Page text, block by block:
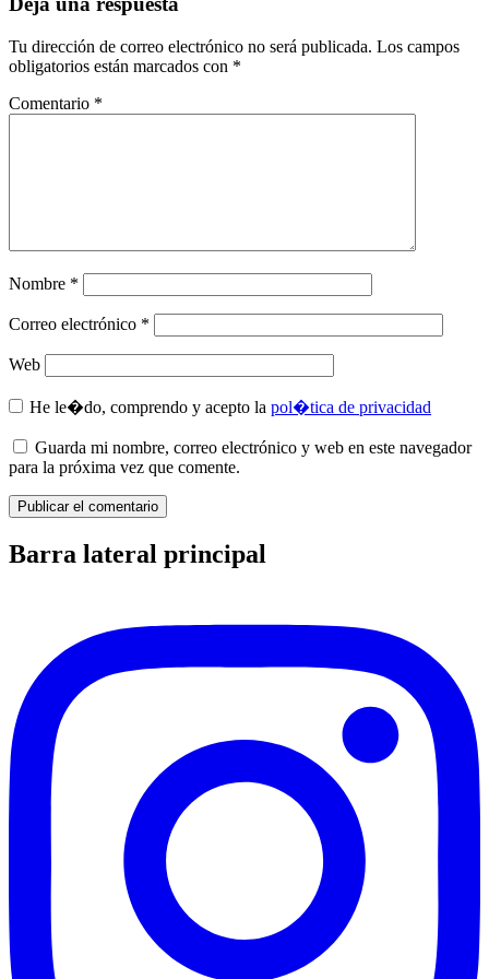
Tu dirección de correo electrónico no será publicada. Los campos
obligatorios están marcados con *
Comentario *
Nombre *
Correo electrónico *
Web
He le�do, comprendo y acepto la pol�tica de privacidad
Guarda mi nombre, correo electrónico y web en este navegador
para la próxima vez que comente.
Barra lateral principal